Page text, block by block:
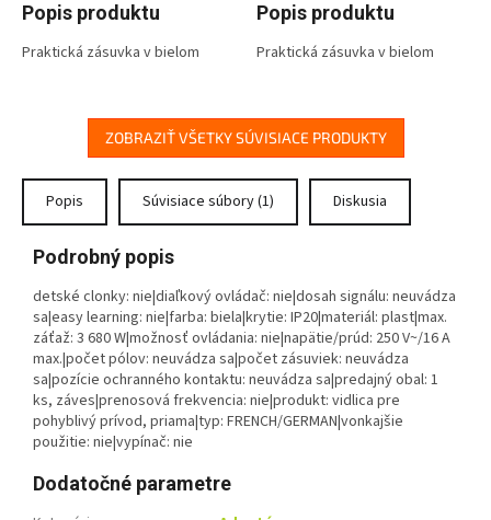
Popis produktu
Praktická zásuvka v bielom
Výhody produktu
Jednoduchá montáž. Detské
clonky.
Popis produktu
Praktická zásuvka v bielom
ZOBRAZIŤ VŠETKY SÚVISIACE PRODUKTY
Popis Súvisiace súbory (1) Diskusia
Podrobný popis
detské clonky: nie|diaľkový ovládač: nie|dosah signálu: neuvádza
sa|easy learning: nie|farba: biela|krytie: IP20|materiál: plast|max.
záťaž: 3 680 W|možnosť ovládania: nie|napätie/prúd: 250 V~/16 A
max.|počet pólov: neuvádza sa|počet zásuviek: neuvádza
sa|pozície ochranného kontaktu: neuvádza sa|predajný obal: 1
ks, záves|prenosová frekvencia: nie|produkt: vidlica pre
pohyblivý prívod, priama|typ: FRENCH/GERMAN|vonkajšie
použitie: nie|vypínač: nie
Dodatočné parametre